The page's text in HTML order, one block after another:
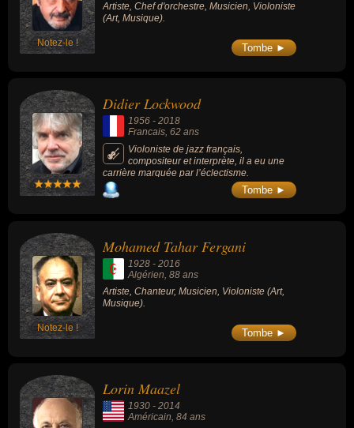
Notez-le !
Artiste, Chef d'orchestre, Musicien, Violoniste
(Art, Musique).
Tombe ►
Didier Lockwood
1956 - 2018
Francais, 62 ans
Violoniste de jazz français,
compositeur et interprète, il a eu une
carrière marquée par l’éclectisme.
Tombe ►
Notez-le !
Mohamed Tahar Fergani
1928 - 2016
Algérien, 88 ans
Artiste, Chanteur, Musicien, Violoniste (Art,
Musique).
Tombe ►
Lorin Maazel
1930 - 2014
Américain, 84 ans